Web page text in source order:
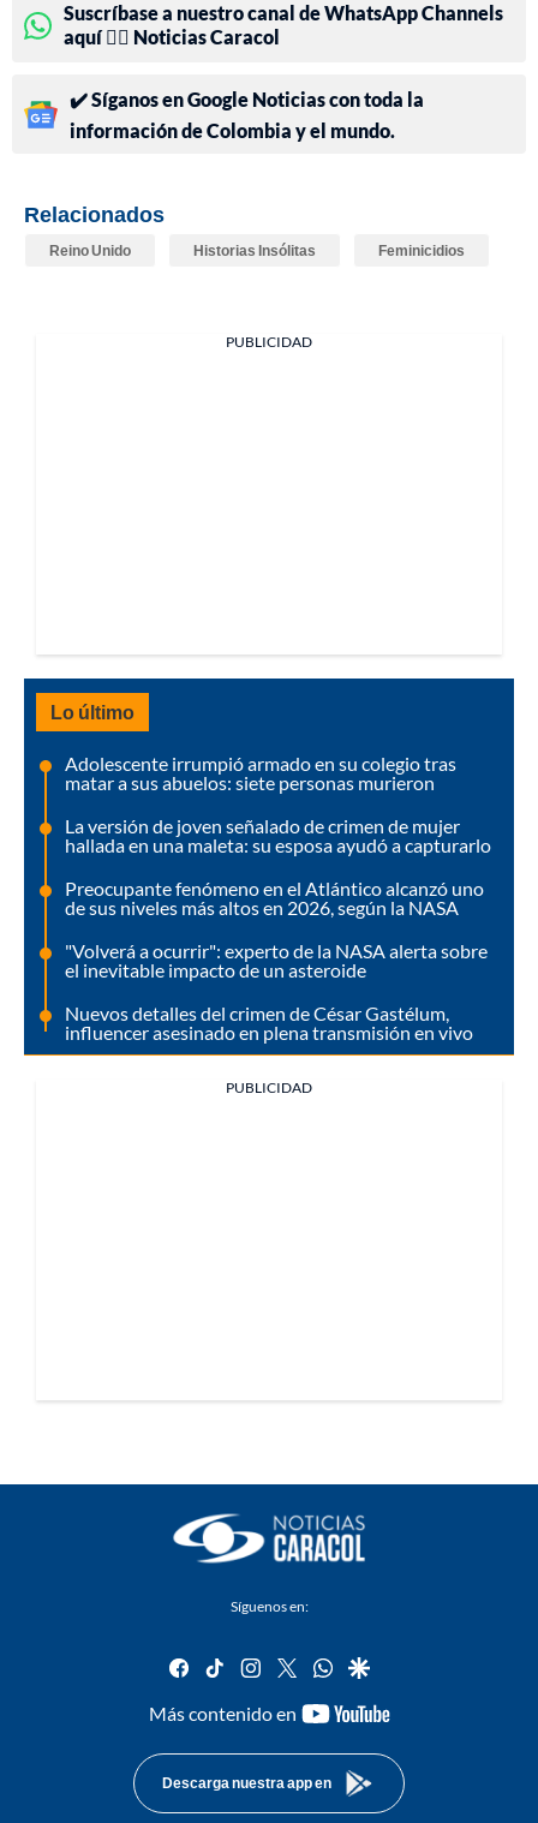
Suscríbase a nuestro canal de WhatsApp Channels
aquí 👉🏻 Noticias Caracol
✔️ Síganos en Google Noticias con toda la
información de Colombia y el mundo.
Relacionados
Reino Unido Historias Insólitas Feminicidios
PUBLICIDAD
Lo último
Adolescente irrumpió armado en su colegio tras
matar a sus abuelos: siete personas murieron
La versión de joven señalado de crimen de mujer
hallada en una maleta: su esposa ayudó a capturarlo
Preocupante fenómeno en el Atlántico alcanzó uno
de sus niveles más altos en 2026, según la NASA
"Volverá a ocurrir": experto de la NASA alerta sobre
el inevitable impacto de un asteroide
Nuevos detalles del crimen de César Gastélum,
influencer asesinado en plena transmisión en vivo
PUBLICIDAD
Síguenos en:
facebook
tiktok instagram
twitterwhatsapp
google
Más contenido en
youtube-
Descarga nuestra app en